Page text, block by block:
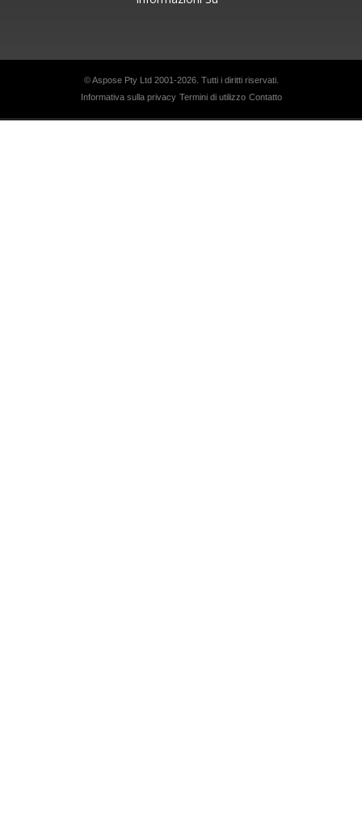
© Aspose Pty Ltd 2001-2026. Tutti i diritti riservati.
Informativa sulla privacy Termini di utilizzo Contatto